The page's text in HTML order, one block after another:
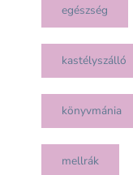
egészség
kastélyszálló
könyvmánia
mellrák